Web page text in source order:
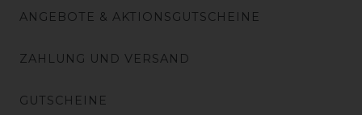
ANGEBOTE & AKTIONSGUTSCHEINE
ZAHLUNG UND VERSAND
GUTSCHEINE